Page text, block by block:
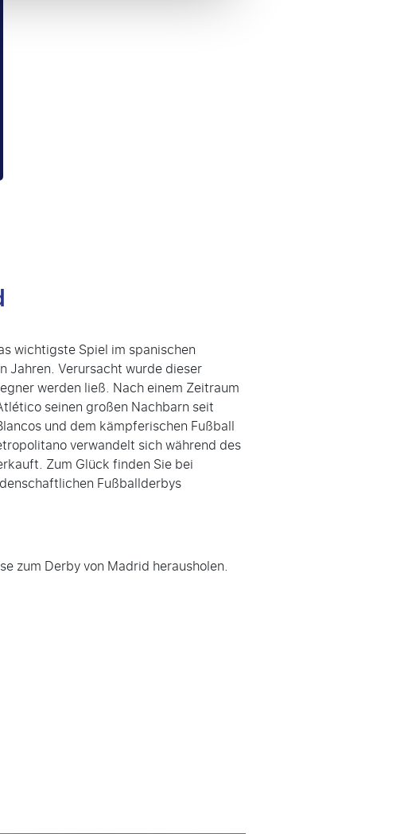
wichtigste Spiel im spanischen
Jahren. Verursacht wurde dieser
werden ließ. Nach einem Zeitraum
seinen großen Nachbarn seit
und dem kämpferischen Fußball
verwandelt sich während des
Zum Glück finden Sie bei
Fußballderbys
zum Derby von Madrid herausholen.